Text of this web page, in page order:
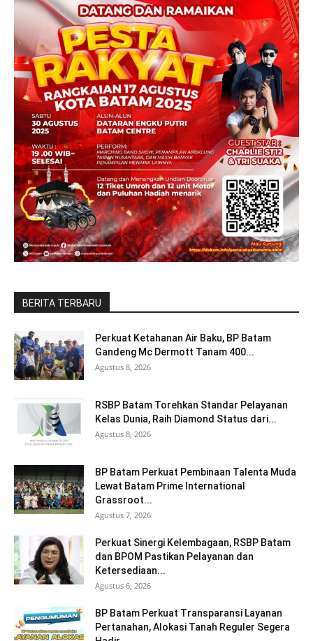
BERITA TERBARU
Perkuat Ketahanan Air Baku, BP Batam
Gandeng Mc Dermott Tanam 400...
Agustus 8, 2026
RSBP Batam Torehkan Standar Pelayanan
Kelas Dunia, Raih Diamond Status dari...
Agustus 8, 2026
BP Batam Perkuat Pembinaan Talenta Muda
Lewat Batam Prime International
Grassroot...
Agustus 7, 2026
Perkuat Sinergi Kelembagaan, RSBP Batam
dan BPOM Pastikan Pelayanan dan
Ketersediaan...
Agustus 6, 2026
BP Batam Perkuat Transparansi Layanan
Pertanahan, Alokasi Tanah Reguler Segera